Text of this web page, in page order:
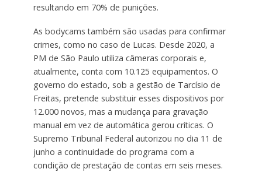
resultando em 70% de punições.
As bodycams também são usadas para confirmar
crimes, como no caso de Lucas. Desde 2020, a
PM de São Paulo utiliza câmeras corporais e,
atualmente, conta com 10.125 equipamentos. O
governo do estado, sob a gestão de Tarcísio de
Freitas, pretende substituir esses dispositivos por
12.000 novos, mas a mudança para gravação
manual em vez de automática gerou críticas. O
Supremo Tribunal Federal autorizou no dia 11 de
junho a continuidade do programa com a
condição de prestação de contas em seis meses.